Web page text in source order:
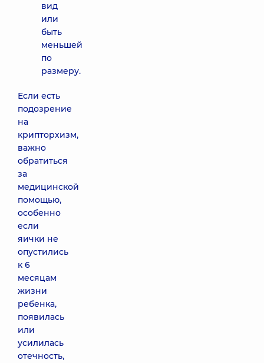
вид
или
быть
меньшей
по
размеру.
Если есть
подозрение
на
крипторхизм,
важно
обратиться
за
медицинской
помощью,
особенно
если
яички не
опустились
к 6
месяцам
жизни
ребенка,
появилась
или
усилилась
отечность,